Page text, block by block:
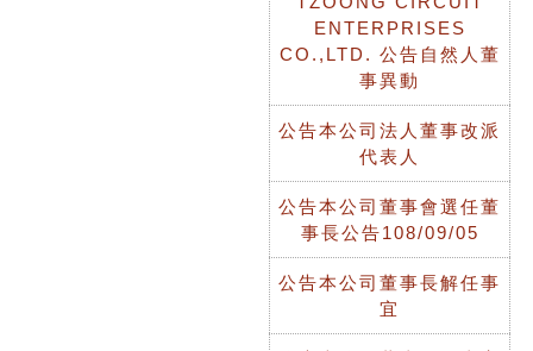
ENTERPRISES
CO.,LTD. 公告自然人董
事異動
公告本公司法人董事改派
代表人
公告本公司董事會選任董
事長公告108/09/05
公告本公司董事長解任事
宜